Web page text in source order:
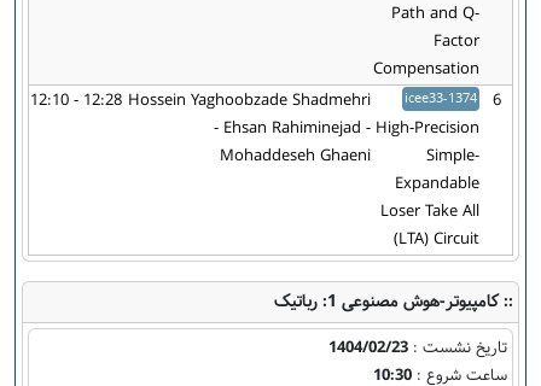
Path and Q-
Factor
Compensation
6
icee33-1374
High-Precision
Simple-
Expandable
Loser Take All
(LTA) Circuit
Hossein Yaghoobzade Shadmehri
- Ehsan Rahiminejad -
Mohaddeseh Ghaeni
12:10 - 12:28
:: کامپیوتر-هوش مصنوعی 1: رباتیک
تاریخ نشست : 1404/02/23
ساعت شروع : 10:30